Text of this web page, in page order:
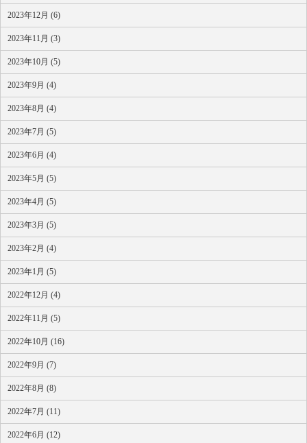
2023年12月 (6)
2023年11月 (3)
2023年10月 (5)
2023年9月 (4)
2023年8月 (4)
2023年7月 (5)
2023年6月 (4)
2023年5月 (5)
2023年4月 (5)
2023年3月 (5)
2023年2月 (4)
2023年1月 (5)
2022年12月 (4)
2022年11月 (5)
2022年10月 (16)
2022年9月 (7)
2022年8月 (8)
2022年7月 (11)
2022年6月 (12)